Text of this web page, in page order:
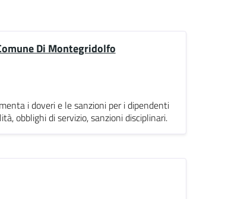
Di Montegridolfo
i doveri e le sanzioni per i dipendenti
obblighi di servizio, sanzioni disciplinari.